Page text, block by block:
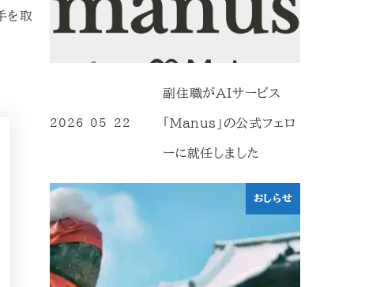
を取
副住職がAIサービス
「Manus」の公式フェロ
ーに就任しました
2026-05-22
おしらせ